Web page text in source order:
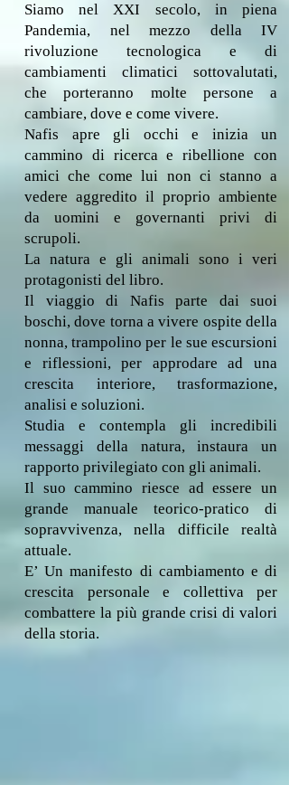
Siamo nel XXI secolo, in piena
Pandemia, nel mezzo della IV
rivoluzione tecnologica e di
cambiamenti climatici sottovalutati,
che porteranno molte persone a
cambiare, dove e come vivere.
Nafis apre gli occhi e inizia un
cammino di ricerca e ribellione con
amici che come lui non ci stanno a
vedere aggredito il proprio ambiente
da uomini e governanti privi di
scrupoli.
La natura e gli animali sono i veri
protagonisti del libro.
Il viaggio di Nafis parte dai suoi
boschi, dove torna a vivere ospite della
nonna, trampolino per le sue escursioni
e riflessioni, per approdare ad una
crescita interiore, trasformazione,
analisi e soluzioni.
Studia e contempla gli incredibili
messaggi della natura, instaura un
rapporto privilegiato con gli animali.
Il suo cammino riesce ad essere un
grande manuale teorico-pratico di
sopravvivenza, nella difficile realtà
attuale.
E’ Un manifesto di cambiamento e di
crescita personale e collettiva per
combattere la più grande crisi di valori
della storia.